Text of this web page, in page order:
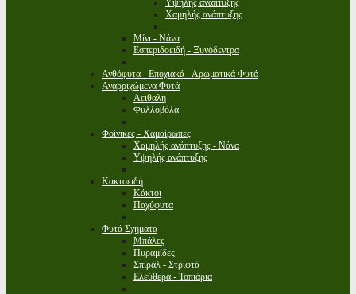
Υψηλής ανάπτυξης
Χαμηλής ανάπτυξης
Μίνι - Νάνα
Εσπεριδοειδή - Ξυνόδεντρα
Ανθόφυτα - Εποχιακά - Αρωματικά Φυτά
Αναρριχώμενα Φυτά
Αειθαλή
Φυλλοβόλα
Φοίνικες - Χαμαίρωπες
Χαμηλής ανάπτυξης - Νάνα
Υψηλής ανάπτυξης
Κακτοειδή
Κάκτοι
Παχύφυτα
Φυτά Σχήματα
Μπάλες
Πυραμίδες
Σπιράλ - Στριφτά
Ελεύθερα - Τοπιάρια